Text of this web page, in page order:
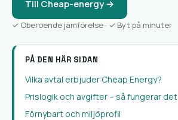
Till Cheap-energy →
✓ Oberoende jämförelse · ✓ Byt på minuter
PÅ DEN HÄR SIDAN
Vilka avtal erbjuder Cheap Energy?
Prislogik och avgifter – så fungerar det
Förnybart och miljöprofil